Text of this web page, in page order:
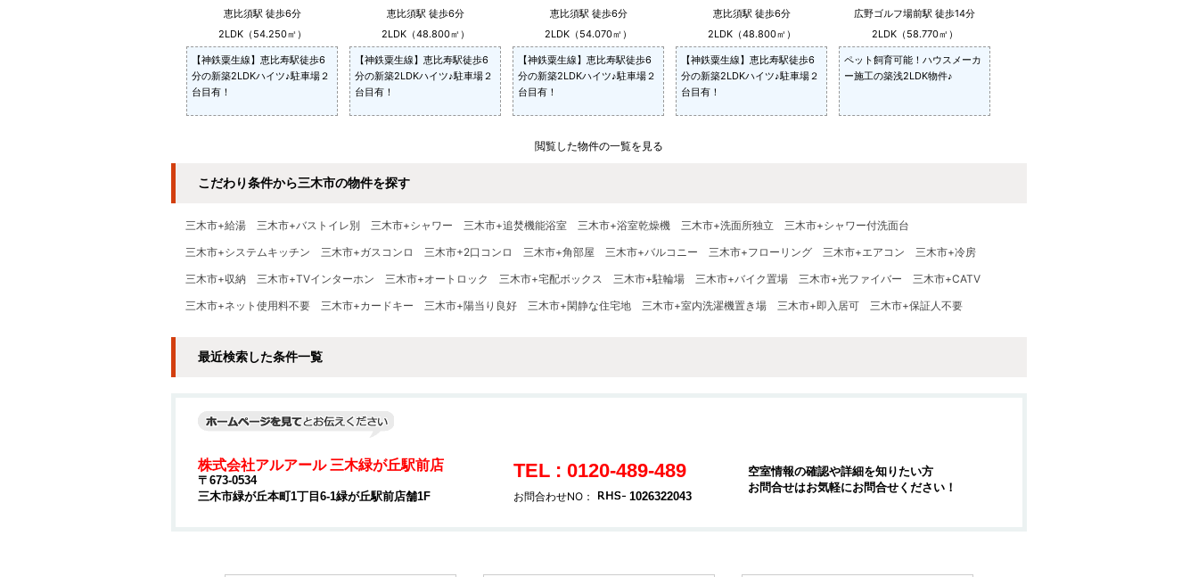
恵比須駅 徒歩6分
2LDK（54.250㎡）
【神鉄粟生線】恵比寿駅徒歩6
分の新築2LDKハイツ♪駐車場２
台目有！
恵比須駅 徒歩6分
2LDK（48.800㎡）
【神鉄粟生線】恵比寿駅徒歩6
分の新築2LDKハイツ♪駐車場２
台目有！
恵比須駅 徒歩6分
2LDK（54.070㎡）
【神鉄粟生線】恵比寿駅徒歩6
分の新築2LDKハイツ♪駐車場２
台目有！
恵比須駅 徒歩6分
2LDK（48.800㎡）
【神鉄粟生線】恵比寿駅徒歩6
分の新築2LDKハイツ♪駐車場２
台目有！
広野ゴルフ場前駅 徒歩14分
2LDK（58.770㎡）
ペット飼育可能！ハウスメーカ
ー施工の築浅2LDK物件♪
閲覧した物件の一覧を見る
こだわり条件から三木市の物件を探す
三木市+給湯 三木市+バストイレ別 三木市+シャワー 三木市+追焚機能浴室 三木市+浴室乾燥機 三木市+洗面所独立
三木市+シャワー付洗面台
三木市+システムキッチン
三木市+ガスコンロ 三木市+2口コンロ 三木市+角部屋 三木市+バルコニー 三木市+フローリング 三木市+エアコン
三木市+冷房
三木市+収納
三木市+TVインターホン 三木市+オートロック 三木市+宅配ボックス 三木市+駐輪場 三木市+バイク置場 三木市+光ファイバー
三木市+CATV
三木市+ネット使用料不要
三木市+カードキー 三木市+陽当り良好 三木市+閑静な住宅地 三木市+室内洗濯機置き場 三木市+即入居可 三木市+保証人不要
最近検索した条件一覧
株式会社アルアール 三木緑が丘駅前店
〒673-0534
三木市緑が丘本町1丁目6-1緑が丘駅前店舗1F
TEL : 0120-489-489
お問合わせNO： 1026322043
空室情報の確認や詳細を知りたい方
お問合せはお気軽にお問合せください！